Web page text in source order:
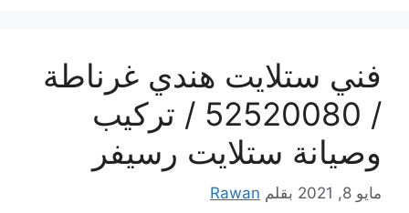
فني ستلايت هندي غرناطة
/ 52520080 / تركيب
وصيانة ستلايت رسيفر
مايو 8, 2021 بقلم Rawan